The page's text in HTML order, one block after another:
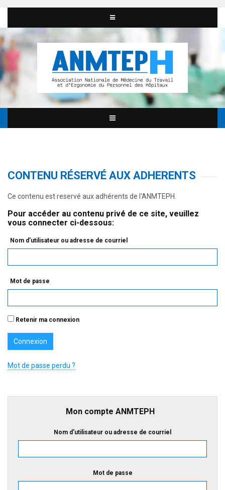
CONTENU RÉSERVÉ AUX ADHERENTS
Ce contenu est reservé aux adhérents de l'ANMTEPH.
Pour accéder au contenu privé de ce site, veuillez
vous connecter ci-dessous:
Nom d'utilisateur ou adresse de courriel
Mot de passe
Retenir ma connexion
Mot de passe perdu ?
Mon compte ANMTEPH
Nom d'utilisateur ou adresse de courriel
Mot de passe